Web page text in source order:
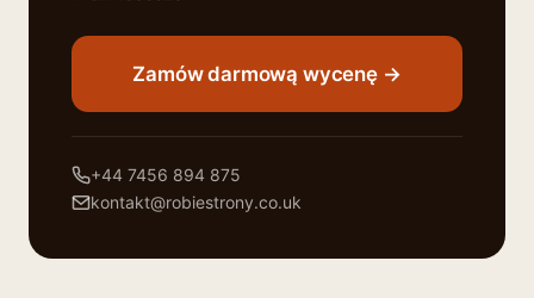
Zamów darmową wycenę →
+44 7456 894 875
kontakt@robiestrony.co.uk